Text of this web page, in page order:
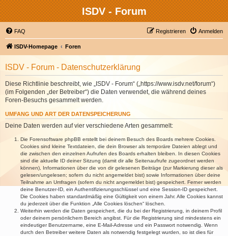
ISDV - Forum
FAQ Anmelden
Registrieren
ISDV-Homepage Foren
ISDV - Forum - Datenschutzerklärung
Diese Richtlinie beschreibt, wie „ISDV - Forum“ („https://www.isdv.net/forum“)
(im Folgenden „der Betreiber“) die Daten verwendet, die während deines
Foren-Besuchs gesammelt werden.
UMFANG UND ART DER DATENSPEICHERUNG
Deine Daten werden auf vier verschiedene Arten gesammelt:
Die Forensoftware phpBB erstellt bei deinem Besuch des Boards mehrere Cookies.
Cookies sind kleine Textdateien, die dein Browser als temporäre Dateien ablegt und
die zwischen den einzelnen Aufrufen des Boards erhalten bleiben. In diesen Cookies
sind die aktuelle ID deiner Sitzung (damit dir alle Seitenaufrufe zugeordnet werden
können), Informationen über die von dir gelesenen Beiträge (zur Markierung dieser als
gelesen/ungelesen; sofern du nicht angemeldet bist) sowie Informationen über deine
Teilnahme an Umfragen (sofern du nicht angemeldet bist) gespeichert. Ferner werden
deine Benutzer-ID, ein Authentifizierungsschlüssel und eine Session-ID gespeichert.
Die Cookies haben standardmäßig eine Gültigkeit von einem Jahr. Alle Cookies kannst
du jederzeit über die Funktion „Alle Cookies löschen“ löschen.
Weiterhin werden die Daten gespeichert, die du bei der Registrierung, in deinem Profil
oder deinem persönlichem Bereich angibst. Für die Registrierung sind mindestens ein
eindeutiger Benutzername, eine E-Mail-Adresse und ein Passwort notwendig. Wenn
durch den Betreiber weitere Daten als notwendig festgelegt wurden, so ist dies für